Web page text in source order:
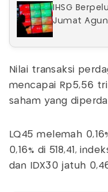
IHSG
Jumat
Nilai transaksi
mencapai Rp5,56
saham yang
LQ45 melemah
0,16% di 518,41,
dan IDX30 jatuh